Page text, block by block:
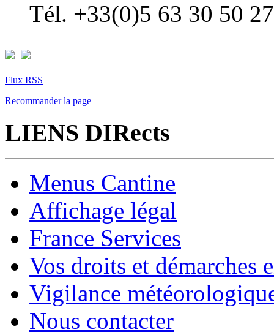
Tél. +33(0)5 63 30 50 27
Flux RSS
Recommander la page
LIENS DIRects
Menus Cantine
Affichage légal
France Services
Vos droits et démarches
Vigilance
Nous contacter